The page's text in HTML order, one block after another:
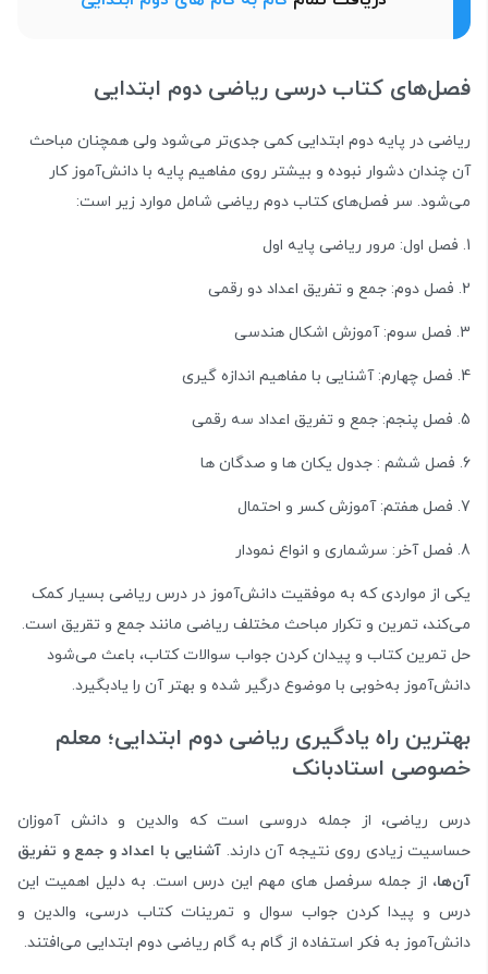
فصل‌های کتاب درسی ریاضی دوم ابتدایی
ریاضی در پایه دوم ابتدایی کمی جدی‌تر می‌شود ولی همچنان مباحث
آن چندان دشوار نبوده و بیشتر روی مفاهیم پایه با دانش‌آموز کار
می‌شود. سر فصل‌های کتاب دوم ریاضی شامل موارد زیر است:
1. فصل اول: مرور ریاضی پایه اول
2. فصل دوم: جمع و تفریق اعداد دو رقمی
3. فصل سوم: آموزش اشکال هندسی
4. فصل چهارم: آشنایی با مفاهیم اندازه گیری
5. فصل پنجم: جمع و تفریق اعداد سه رقمی
6. فصل ششم : جدول یکان ها و صدگان ها
7. فصل هفتم: آموزش کسر و احتمال
8. فصل آخر: سرشماری و انواع نمودار
یکی از مواردی که به موفقیت دانش‌آموز در درس ریاضی بسیار کمک
می‌کند، تمرین و تکرار مباحث مختلف ریاضی مانند جمع و تقریق است.
حل تمرین کتاب و پیدان کردن جواب سوالات کتاب، باعث می‌شود
دانش‌آموز به‌خوبی با موضوع درگیر شده و بهتر آن را یادبگیرد.
بهترین راه یادگیری ریاضی دوم ابتدایی؛ معلم
خصوصی استادبانک
درس ریاضی، از جمله دروسی است که والدین و دانش آموزان
حساسیت زیادی روی نتیجه آن دارند. آشنایی با اعداد و جمع و تفریق
آن‌ها، از جمله سرفصل های مهم این درس است. به دلیل اهمیت این
درس و پیدا کردن جواب سوال و تمرینات کتاب درسی، والدین و
دانش‌آموز به فکر استفاده از گام به گام ریاضی دوم ابتدایی می‌افتند.